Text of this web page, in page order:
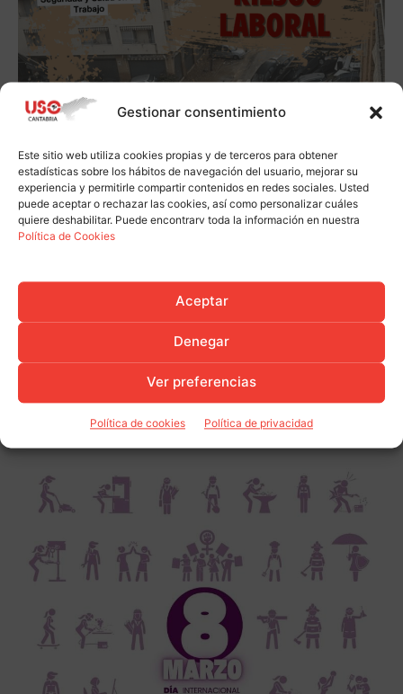
Gestionar consentimiento
Este sitio web utiliza cookies propias y de terceros para obtener
estadísticas sobre los hábitos de navegación del usuario, mejorar su
experiencia y permitirle compartir contenidos en redes sociales. Usted
puede aceptar o rechazar las cookies, así como personalizar cuáles
quiere deshabilitar. Puede encontrarv toda la información en nuestra
Política de Cookies
Aceptar
Denegar
Ver preferencias
Política de cookies Política de privacidad